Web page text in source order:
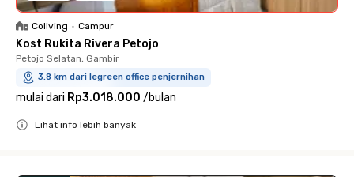
Coliving • Campur
Kost Rukita Rivera Petojo
Petojo Selatan, Gambir
3.8 km dari legreen office penjernihan
mulai dari Rp3.018.000 /bulan
Lihat info lebih banyak